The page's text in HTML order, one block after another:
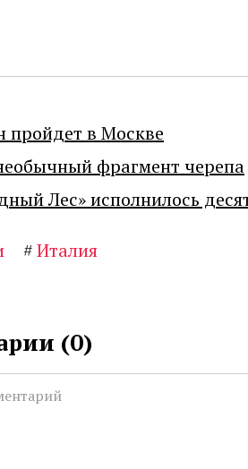
пройдет в Москве
фрагмент черепа
Лес» исполнилось
#Италия
(0)